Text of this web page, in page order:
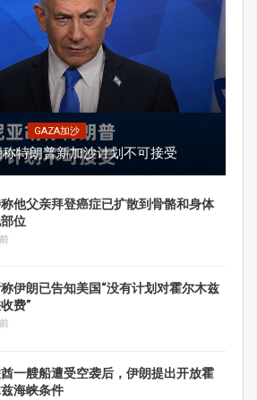
GAZA加沙
特朗普新加沙计划不可接受
他父亲拜登癌症已扩散到骨骼和身体
位
伊朗已告知美国“没有计划对霍尔木兹
费”
一艘船遭受空袭后，伊朗提出开放霍
海峡条件